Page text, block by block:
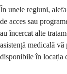
În unele regiuni,
de acces sau
au încercat alte
asistență medicală
disponibile în locația